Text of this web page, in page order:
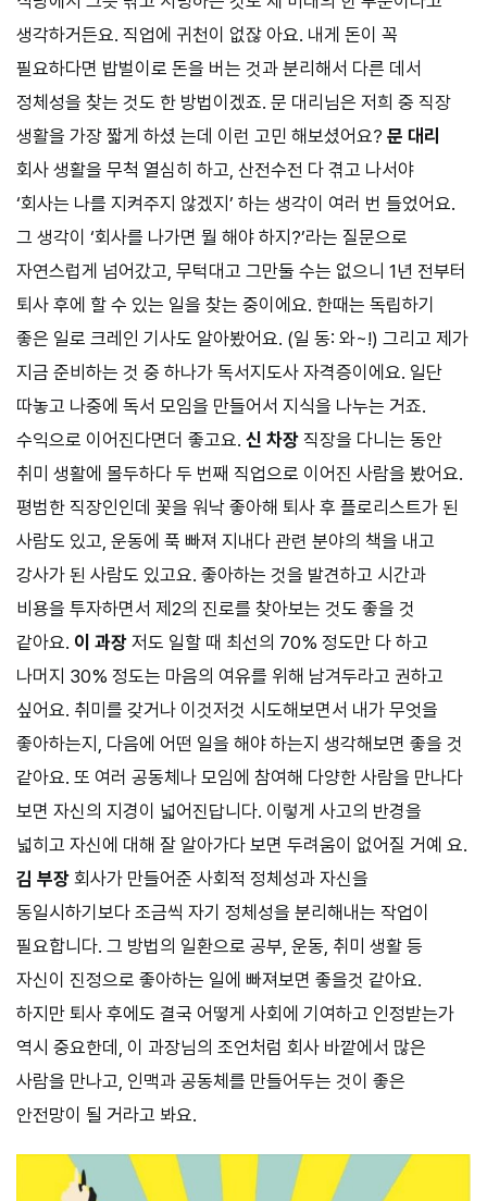
생각하거든요. 직업에 귀천이 없잖 아요. 내게 돈이 꼭
필요하다면 밥벌이로 돈을 버는 것과 분리해서 다른 데서
정체성을 찾는 것도 한 방법이겠죠. 문 대리님은 저희 중 직장
생활을 가장 짧게 하셨 는데 이런 고민 해보셨어요? 문 대리
회사 생활을 무척 열심히 하고, 산전수전 다 겪고 나서야
‘회사는 나를 지켜주지 않겠지’ 하는 생각이 여러 번 들었어요.
그 생각이 ‘회사를 나가면 뭘 해야 하지?’라는 질문으로
자연스럽게 넘어갔고, 무턱대고 그만둘 수는 없으니 1년 전부터
퇴사 후에 할 수 있는 일을 찾는 중이에요. 한때는 독립하기
좋은 일로 크레인 기사도 알아봤어요. (일 동: 와~!) 그리고 제가
지금 준비하는 것 중 하나가 독서지도사 자격증이에요. 일단
따놓고 나중에 독서 모임을 만들어서 지식을 나누는 거죠.
수익으로 이어진다면더 좋고요. 신 차장 직장을 다니는 동안
취미 생활에 몰두하다 두 번째 직업으로 이어진 사람을 봤어요.
평범한 직장인인데 꽃을 워낙 좋아해 퇴사 후 플로리스트가 된
사람도 있고, 운동에 푹 빠져 지내다 관련 분야의 책을 내고
강사가 된 사람도 있고요. 좋아하는 것을 발견하고 시간과
비용을 투자하면서 제2의 진로를 찾아보는 것도 좋을 것
같아요. 이 과장 저도 일할 때 최선의 70% 정도만 다 하고
나머지 30% 정도는 마음의 여유를 위해 남겨두라고 권하고
싶어요. 취미를 갖거나 이것저것 시도해보면서 내가 무엇을
좋아하는지, 다음에 어떤 일을 해야 하는지 생각해보면 좋을 것
같아요. 또 여러 공동체나 모임에 참여해 다양한 사람을 만나다
보면 자신의 지경이 넓어진답니다. 이렇게 사고의 반경을
넓히고 자신에 대해 잘 알아가다 보면 두려움이 없어질 거예 요.
김 부장 회사가 만들어준 사회적 정체성과 자신을
동일시하기보다 조금씩 자기 정체성을 분리해내는 작업이
필요합니다. 그 방법의 일환으로 공부, 운동, 취미 생활 등
자신이 진정으로 좋아하는 일에 빠져보면 좋을것 같아요.
하지만 퇴사 후에도 결국 어떻게 사회에 기여하고 인정받는가
역시 중요한데, 이 과장님의 조언처럼 회사 바깥에서 많은
사람을 만나고, 인맥과 공동체를 만들어두는 것이 좋은
안전망이 될 거라고 봐요.